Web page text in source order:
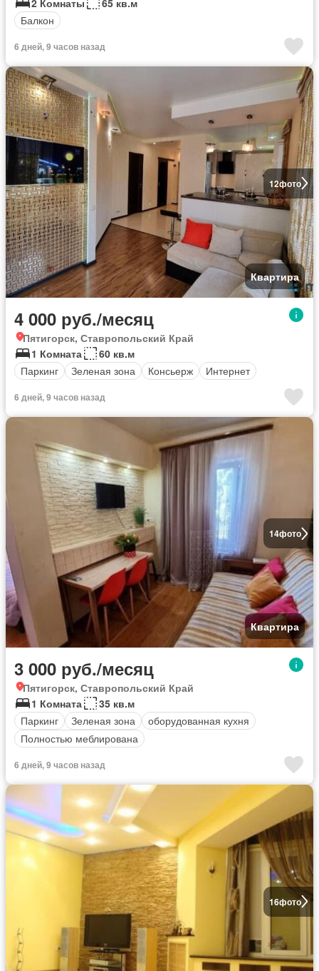
Балкон
6 дней, 9 часов назад
12фото
Квартира
4 000 руб./месяц
Пятигорск, Ставропольский Край
1 Комната
60 кв.м
Паркинг
Зеленая зона Консьерж Интернет
6 дней, 9 часов назад
14фото
Квартира
3 000 руб./месяц
Пятигорск, Ставропольский Край
1 Комната
35 кв.м
Паркинг
Зеленая зона
оборудованная кухня
Полностью меблирована
6 дней, 9 часов назад
16фото